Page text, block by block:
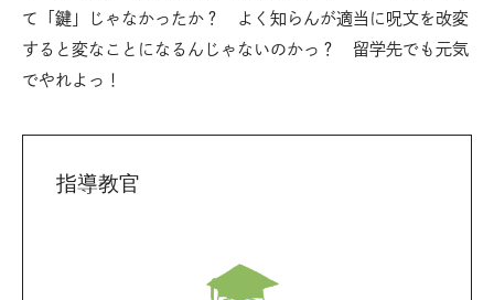
て「鍵」じゃなかったか？ よく知らんが適当に呪文を改変
すると変なことになるんじゃないのかっ？ 留学先でも元気
でやれよっ！
指導教官